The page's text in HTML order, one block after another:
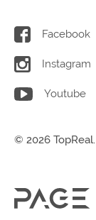
Facebook
Instagram
Youtube
© 2026 TopReal.